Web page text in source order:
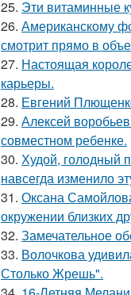
25. Эти витаминные
26. Американскому
смотрит прямо в
27. Настоящая
карьеры.
28. Евгений
29. Алексей
совместном ребенке.
30. Худой, голодный
навсегда изменило
31. Оксана
окружении близких
32. Замечательное
33. Волочкова
Столько Жрешь".